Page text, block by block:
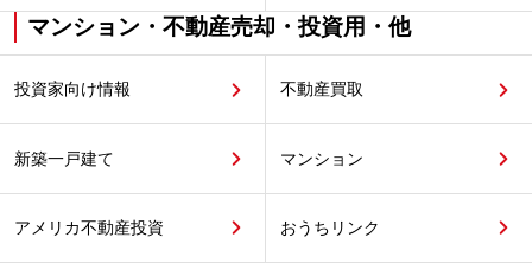
マンション・不動産売却・投資用・他
投資家向け情報 不動産買取
新築一戸建て マンション
アメリカ不動産投資 おうちリンク